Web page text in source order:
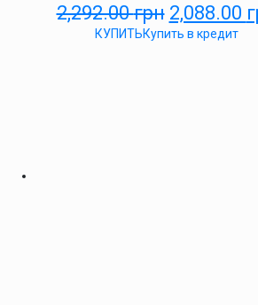
2,292.00грн 2,088.00
КУПИТЬКупить в кредит